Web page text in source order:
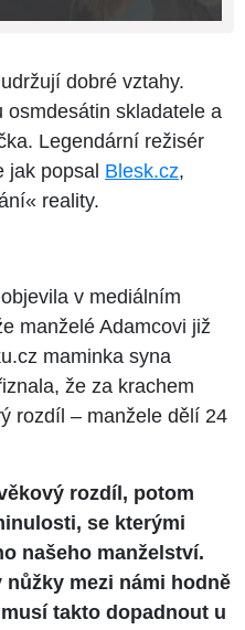
dobré vztahy.
osmdesátin skladatele a
Legendární režisér
jak popsal Blesk.cz,
reality.
v mediálním
manželé Adamcovi již
maminka syna
že za krachem
rozdíl –⁠⁠⁠⁠⁠⁠ manžele dělí 24
rozdíl, potom
se kterými
našeho manželství.
mezi námi hodně
takto dopadnout u